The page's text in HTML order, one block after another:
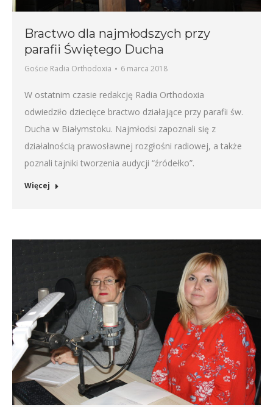
Bractwo dla najmłodszych przy
parafii Świętego Ducha
Goście Radia Orthodoxia 6 marca 2018
W ostatnim czasie redakcję Radia Orthodoxia
odwiedziło dziecięce bractwo działające przy parafii św.
Ducha w Białymstoku. Najmłodsi zapoznali się z
działalnością prawosławnej rozgłośni radiowej, a także
poznali tajniki tworzenia audycji “źródełko”.
Więcej